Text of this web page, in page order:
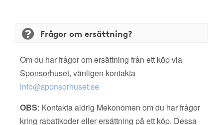
Frågor om ersättning?
Om du har frågor om ersättning från ett köp via
Sponsorhuset, vänligen kontakta
info@sponsorhuset.se
OBS: Kontakta aldrig Mekonomen om du har frågor
kring rabattkoder eller ersättning på ett köp. Dessa